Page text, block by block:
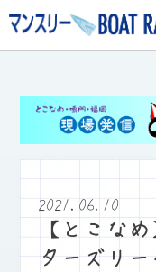
2021.06.10
【とこな
ターズリ